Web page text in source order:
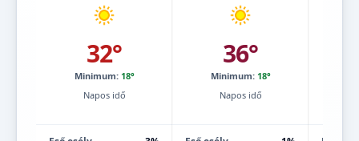
32°
Minimum: 18°
Napos idő
36°
Minimum: 18°
Napos idő